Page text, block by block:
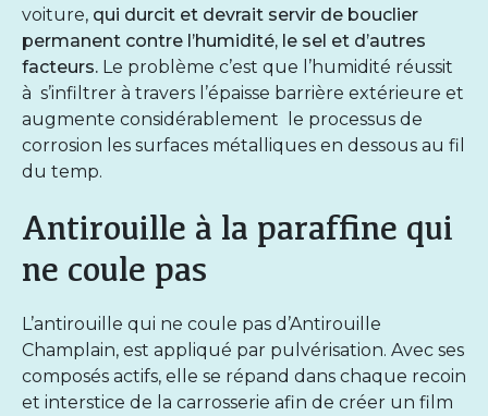
voiture, qui durcit et devrait servir de bouclier
permanent contre l’humidité, le sel et d’autres
facteurs. Le problème c’est que l’humidité réussit
à s’infiltrer à travers l’épaisse barrière extérieure et
augmente considérablement le processus de
corrosion les surfaces métalliques en dessous au fil
du temp.
Antirouille à la paraffine qui
ne coule pas
L’antirouille qui ne coule pas d’Antirouille
Champlain, est appliqué par pulvérisation. Avec ses
composés actifs, elle se répand dans chaque recoin
et interstice de la carrosserie afin de créer un film